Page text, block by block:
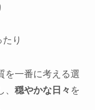
り
を一番に考える選
穏やかな日々 を